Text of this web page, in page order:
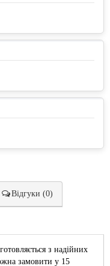
Відгуки (0)
з надійних
замовити у 15